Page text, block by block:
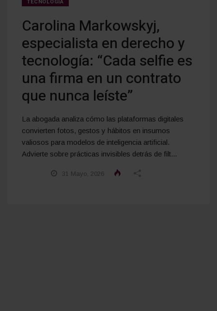
Carolina Markowskyj,
especialista en derecho y
tecnología: “Cada selfie es
una firma en un contrato
que nunca leíste”
La abogada analiza cómo las plataformas digitales
convierten fotos, gestos y hábitos en insumos
valiosos para modelos de inteligencia artificial.
Advierte sobre prácticas invisibles detrás de filt...
31 Mayo, 2026